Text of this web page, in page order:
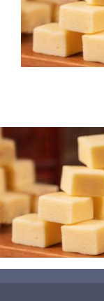
蛋糕切割机
圆蛋糕切割机
蛋糕切片机
三角蛋糕切割机
奶酪切片
块状奶酪切片
条状奶酪切片
挤出奶酪切片
披萨切割机
三明治切割机
寿司切割机
面团
常温面团切割
冷冻面团切割
糕点/糖果
牛轧糖切割
宠物食品
超声波设备
公司新闻
人才招聘
联系我们